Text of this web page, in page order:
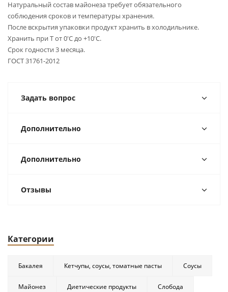
Натуральный состав майонеза требует обязательного
соблюдения сроков и температуры хранения.
После вскрытия упаковки продукт хранить в холодильнике.
Хранить при Т от 0'C до +10'C.
Срок годности 3 месяца.
ГОСТ 31761-2012
Задать вопрос
Дополнительно
Дополнительно
Отзывы
Категории
Бакалея Кетчупы, соусы, томатные пасты Соусы
Майонез Диетические продукты Слобода